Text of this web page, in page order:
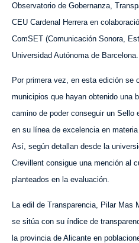
Observatorio de Gobernanza,
CEU Cardenal Herrera en
ComSET (Comunicación Sonora,
Universidad Autónoma de Barcelona.
Por primera vez, en esta edición se
municipios que hayan obtenido una
camino de poder conseguir un Sello
en su línea de excelencia en
Así, según detallan desde la
Crevillent consigue una mención al
planteados en la evaluación.
La edil de Transparencia, Pilar Mas
se sitúa con su índice de
la provincia de Alicante en